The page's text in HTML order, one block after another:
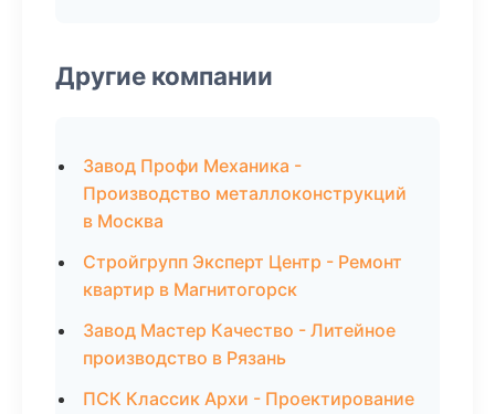
Другие компании
Завод Профи Механика -
Производство металлоконструкций
в Москва
Стройгрупп Эксперт Центр - Ремонт
квартир в Магнитогорск
Завод Мастер Качество - Литейное
производство в Рязань
ПСК Классик Архи - Проектирование